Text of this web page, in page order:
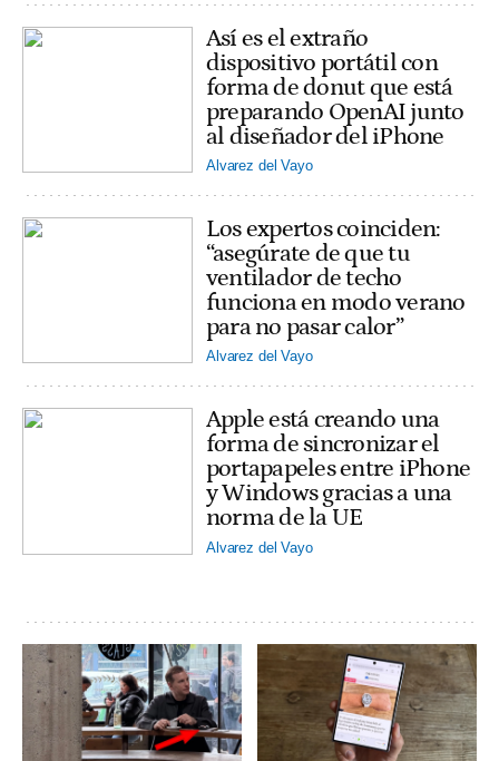
Así es el extraño
dispositivo portátil con
forma de donut que está
preparando OpenAI junto
al diseñador del iPhone
Alvarez del Vayo
Los expertos coinciden:
“asegúrate de que tu
ventilador de techo
funciona en modo verano
para no pasar calor”
Alvarez del Vayo
Apple está creando una
forma de sincronizar el
portapapeles entre iPhone
y Windows gracias a una
norma de la UE
Alvarez del Vayo